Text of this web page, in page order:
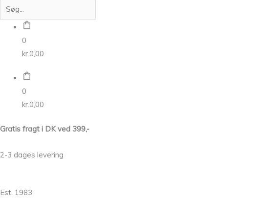
0
kr.0,00
0
kr.0,00
Gratis fragt i DK ved 399,-
2-3 dages levering
Est. 1983